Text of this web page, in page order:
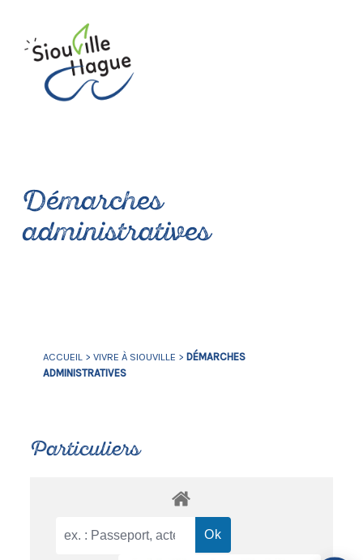
Démarches
administratives
ACCUEIL > VIVRE À SIOUVILLE > DÉMARCHES
ADMINISTRATIVES
Particuliers